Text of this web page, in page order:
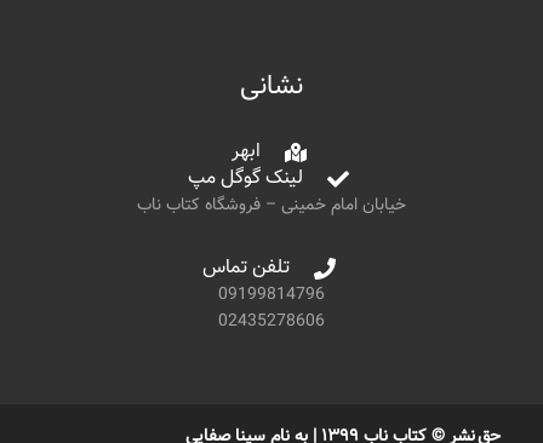
نشانی
ابهر
لینک گوگل مپ
خیابان امام خمینی – فروشگاه کتاب ناب
تلفن تماس
09199814796
02435278606
حق نشر © کتاب ناب ۱۳۹۹ | به نام سینا صفایی